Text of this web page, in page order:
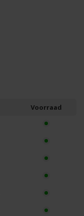
Voorraad